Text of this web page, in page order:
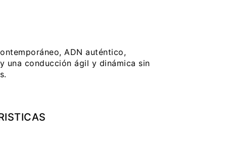
ADN auténtico,
una conducción ágil y dinámica sin